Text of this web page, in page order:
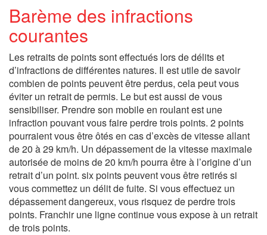
Barème des infractions
courantes
Les retraits de points sont effectués lors de délits et
d’infractions de différentes natures. Il est utile de savoir
combien de points peuvent être perdus, cela peut vous
éviter un retrait de permis. Le but est aussi de vous
sensibiliser. Prendre son mobile en roulant est une
infraction pouvant vous faire perdre trois points. 2 points
pourraient vous être ôtés en cas d’excès de vitesse allant
de 20 à 29 km/h. Un dépassement de la vitesse maximale
autorisée de moins de 20 km/h pourra être à l’origine d’un
retrait d’un point. six points peuvent vous être retirés si
vous commettez un délit de fuite. Si vous effectuez un
dépassement dangereux, vous risquez de perdre trois
points. Franchir une ligne continue vous expose à un retrait
de trois points.